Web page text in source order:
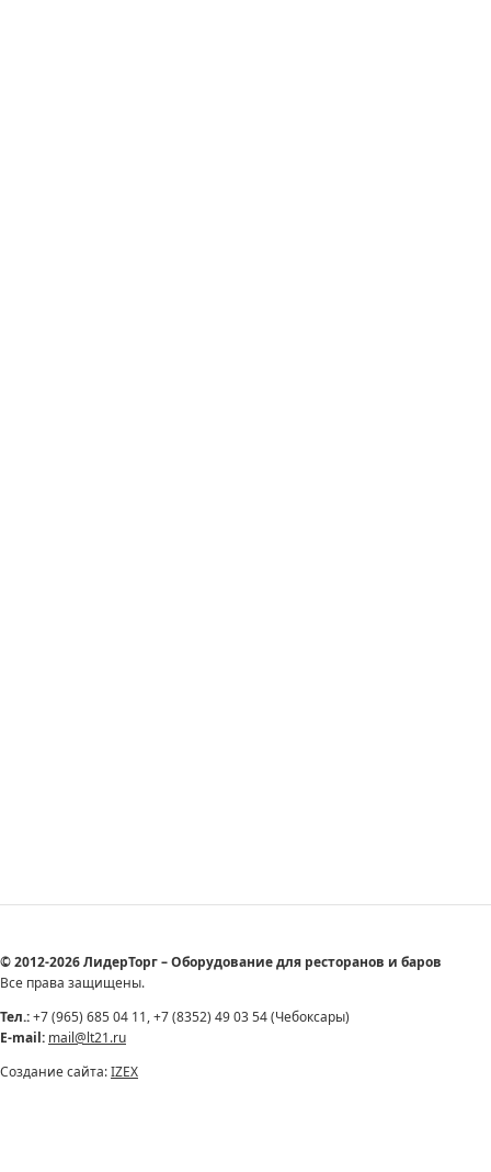
© 2012-2026 ЛидерТорг – Оборудование для ресторанов и баров
Все права защищены.
Тел.:+7 (965) 685 04 11, +7 (8352) 49 03 54 (Чебоксары)
E-mail: mail@lt21.ru
Создание сайта:IZEX